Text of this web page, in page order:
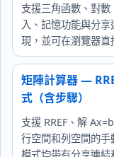
支援三角函數、對
入、記憶功能與分
現，並可在瀏覽器直
矩陣計算器 —
式（含步驟）
支援 RREF、解
行空間和列空間的